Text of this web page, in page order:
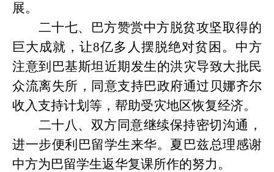
展。
二十七、巴方赞赏中方脱贫攻坚取得的
巨大成就，让8亿多人摆脱绝对贫困。中方
注意到巴基斯坦近期发生的洪灾导致大批民
众流离失所，同意支持巴政府通过贝娜齐尔
收入支持计划等，帮助受灾地区恢复经济。
二十八、双方同意继续保持密切沟通，
进一步便利巴留学生来华。夏巴兹总理感谢
中方为巴留学生返华复课所作的努力。